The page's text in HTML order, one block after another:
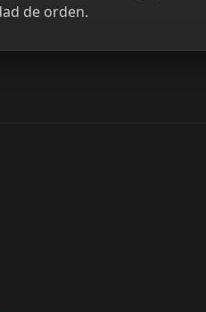
de orden.